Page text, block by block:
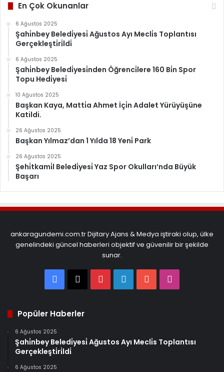
En Çok Okunanlar
6 Ağustos 2025
Şahi̇nbey Beledi̇yesi̇ Ağustos Ayı Mecli̇s Toplantısı
Gerçekleşti̇ri̇ldi̇
6 Ağustos 2025
Şahi̇nbey Beledi̇yesi̇nden Öğrenci̇lere 160 Bi̇n Spor
Topu Hedi̇yesi̇
10 Ağustos 2025
Başkan Kaya, Matti̇a Ahmet İçi̇n Adalet Yürüyüşüne
Katildi.
26 Ağustos 2025
Başkan Yılmaz’dan 1 Yılda 18 Yeni̇ Park
26 Ağustos 2025
Şehi̇tkami̇l Beledi̇yesi̇ Yaz Spor Okulları’nda Büyük
Başarı
ankaragundemi.com.tr Dijitary Ajans & Medya iştiraki olup, ülke
genelindeki güncel haberleri objektif ve güvenilir bir şekilde
sunar.
Facebook
X PinterestLinkedInYouTube
Popüler Haberler
6 Ağustos 2025
Şahi̇nbey Beledi̇yesi̇ Ağustos Ayı Mecli̇s Toplantısı
Gerçekleşti̇ri̇ldi̇
6 Ağustos 2025